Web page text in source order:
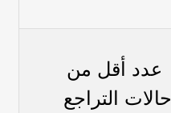
عدد أقل من
حالات التراجع